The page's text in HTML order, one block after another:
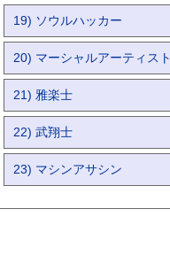
19) ソウルハッカー
20) マーシャルアーティスト
21) 雅楽士
22) 武翔士
23) マシンアサシン